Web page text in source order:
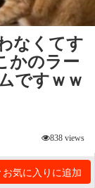
なくてす
かのラー
ですｗｗ
838 views
お気に入りに追加